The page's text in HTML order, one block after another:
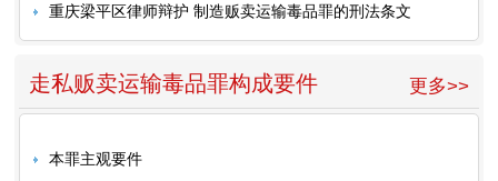
重庆梁平区律师辩护 制造贩卖运输毒品罪的刑法条文
更多>>
走私贩卖运输毒品罪构成要件
本罪主观要件